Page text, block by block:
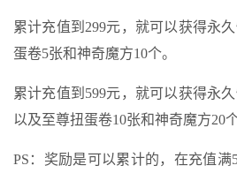
累计充值到299元，就可以获得永
蛋卷5张和神奇魔方10个。
累计充值到599元，就可以获得永
以及至尊扭蛋卷10张和神奇魔方20个
PS：奖励是可以累计的，在充值满